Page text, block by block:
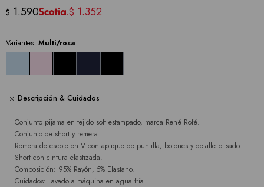
$ 1.590 $ 1.352
Variantes: Multi/rosa
Descripción & Cuidados
Conjunto pijama en tejido soft estampado, marca René Rofé.
Conjunto de short y remera.
Remera de escote en V con aplique de puntilla, botones y detalle plisado.
Short con cintura elastizada.
Composición: 95% Rayón, 5% Elastano.
Cuidados: Lavado a máquina en agua fría.